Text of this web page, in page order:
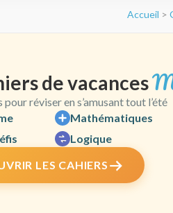
Accueil >
de vacances
réviser en s’amusant tout l’été
Mathématiques
Logique
LES CAHIERS